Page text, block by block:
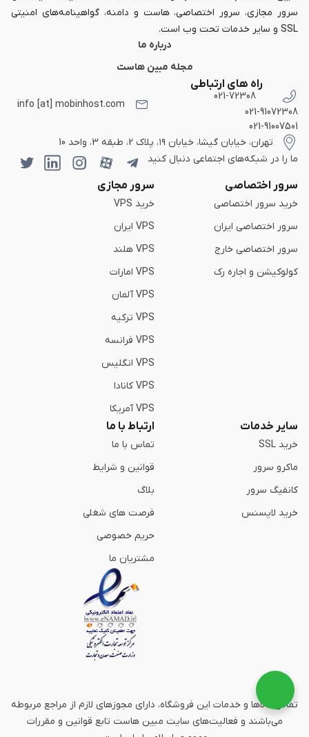
سرور مجازی، سرور اختصاصی، هاست و دامنه، گواهینامه‌های امنیتی
SSL و سایر خدمات تحت وب است.
درباره ما
مجله مبین هاست
راه های ارتباطی
021-72308
021-91072308
021-91007501
info [at] mobinhost.com
تهران، خیابان گیشا، خیابان ۱۹، پلاک 2، طبقه 3، واحد 10
ما را در شبکه‌های اجتماعی دنبال کنید
سرور اختصاصی
خرید سرور اختصاصی
سرور اختصاصی ایران
سرور اختصاصی خارج
کولوکیشن و اجاره رک
سرور مجازی
خرید VPS
VPS ایران
VPS هلند
VPS امارات
VPS آلمان
VPS ترکیه
VPS فرانسه
VPS انگلیس
VPS کانادا
VPS آمریکا
سایر خدمات
خرید SSL
ماکرو سرور
کانفیگ سرور
خرید لایسنس
ارتباط با ما
تماس با ما
قوانین و شرایط
بلاگ
فرصت های شغلی
حریم خصوصی
مشتریان ما
تمامی كالاها و خدمات این فروشگاه، دارای مجوزهای لازم از مراجع مربوطه
می‌باشند و فعالیت‌های سایت مبین هاست تابع قوانین و مقررات